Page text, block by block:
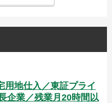
用地仕入／東証プライ
企業／残業月20時間以